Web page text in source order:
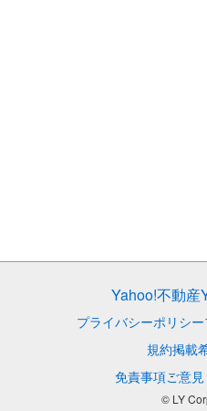
Yahoo!不動産
プライバシーポリシー
規約掲載
免責事項ご意
© LY